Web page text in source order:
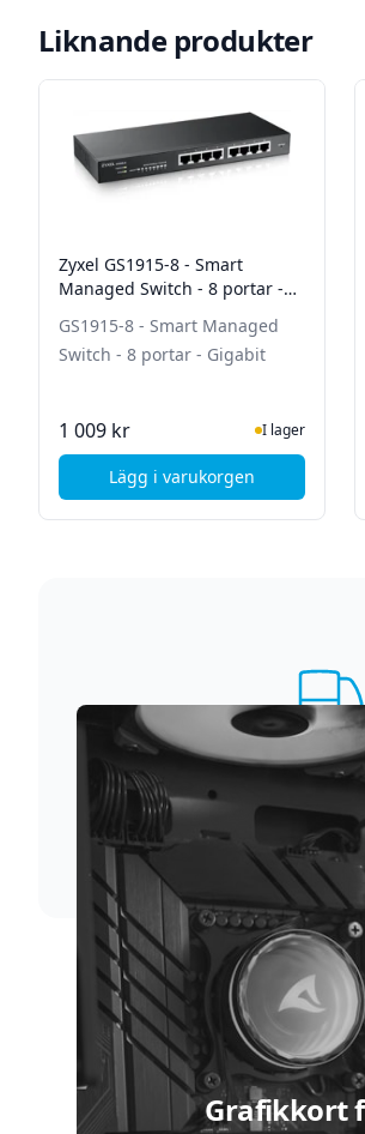
Liknande produkter
Zyxel GS1915-8 - Smart
Managed Switch - 8 portar -
GS1915-8 - Smart Managed
Switch - 8 portar - Gigabit
1 009 kr I lager
Lägg i varukorgen, Zyxel GS1915-8 -
Supersnabb
Vi förstår att du inte vill
skickar vi dina varor med
Grafikkort